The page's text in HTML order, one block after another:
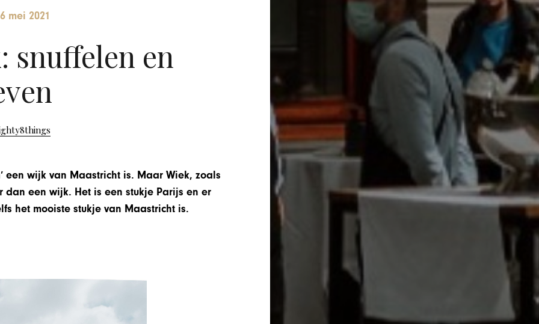
mei 2021
snuffelen en
een wijk van Maastricht is. Maar Wiek, zoals
een wijk. Het is een stukje Parijs en er
het mooiste stukje van Maastricht is.